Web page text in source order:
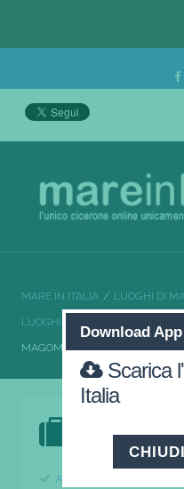
MARE IN ITALIA LUOGHI DI
LUOGHI DI MARE DA VISITARE
MAGOMADAS LA SARDEGNA
Abruzzo (24)
Download App
Scarica
Italia
CHIUDI